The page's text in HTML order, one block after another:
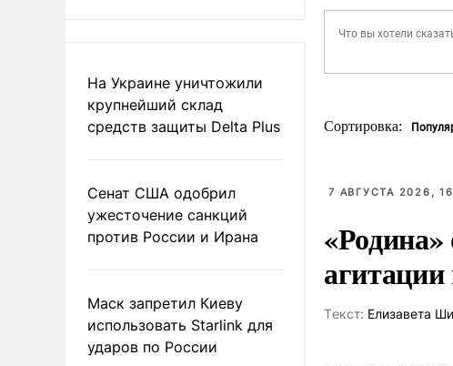
На Украине уничтожили
крупнейший склад
средств защиты Delta Plus
Сенат США одобрил
ужесточение санкций
против России и Ирана
Маск запретил Киеву
использовать Starlink для
ударов по России
Сортировка:
7 АВГУСТА 2026,
Tекст: Елизавета